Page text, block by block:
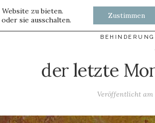
BEHINDERUNG
der letzte
Veröffentlicht am
zu bieten.
sie ausschalten. Zustimmen